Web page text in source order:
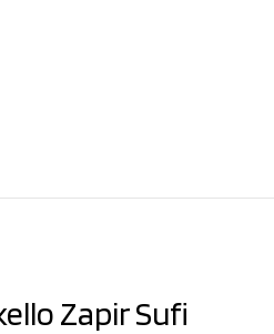
Zapir Sufi